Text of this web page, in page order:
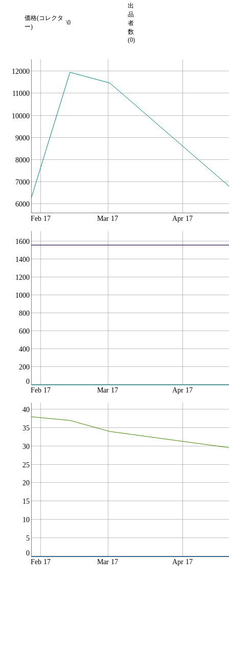
価格(コレクタ
ー)
\0
出
品
者
数
(0)
6000
7000
8000
9000
10000
11000
12000
Feb 17 Mar 17 Apr 17
0
200
400
600
800
1000
1200
1400
1600
Feb 17 Mar 17 Apr 17
0
5
10
15
20
25
30
35
40
Feb 17 Mar 17 Apr 17